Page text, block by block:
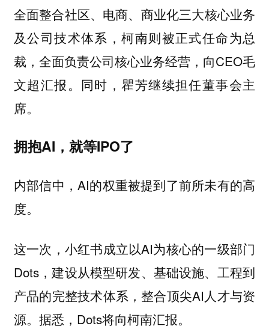
全面整合社区、电商、商业化三大核心业务
及公司技术体系，柯南则被正式任命为总
裁，全面负责公司核心业务经营，向CEO毛
文超汇报。同时，瞿芳继续担任董事会主
席。
拥抱AI，就等IPO了
内部信中，AI的权重被提到了前所未有的高
度。
这一次，小红书成立以AI为核心的一级部门
Dots，建设从模型研发、基础设施、工程到
产品的完整技术体系，整合顶尖AI人才与资
源。据悉，Dots将向柯南汇报。